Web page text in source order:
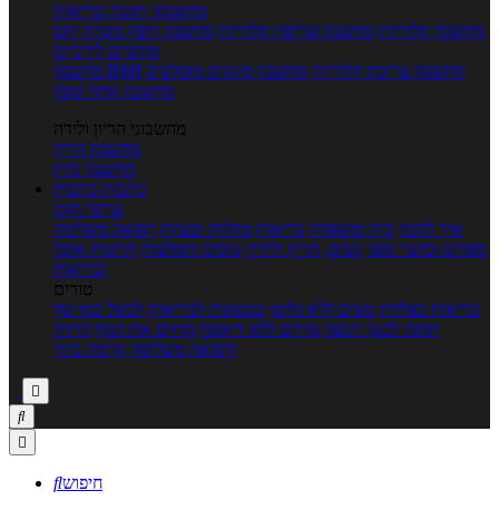
מחשבוני תזונה ובריאות
מחשבון קלוריות מחשבון שריפת קלוריות מחשבון דופק מטרה יחס
מותניים לירכיים
מחשבון BMI
מחשבון צריכת קלוריות מחשבון מינונים מומלצים
מחשבון אחוז שומן
מחשבוני הריון ולידה
מחשבון הריון
מחשבון ביוץ
כתבות כתבות
ערוצי תוכן
איך להכין בית ומשפחה בריאות מחלות ובעיות רפואה משלימה
ספורט וכושר גופני נשים, הריון ולידה טיפים והמלצות חדשות אוכל
ובריאות
טורים
בריאות בצלחת טעים ללא גלוטן טבעונות לבריאות לבשל כמו שף
תזונה לבטן רגועה מרזים ללא דיאטה מזיזים את הגוף הרזיה
ורפואה משלימה גורמה ביתי



חיפוש